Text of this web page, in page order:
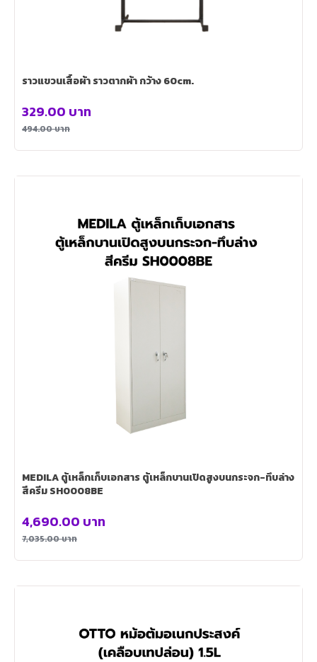
ราวแขวนเสื้อผ้า ราวตากผ้า กว้าง 60cm.
494.00บาท
329.00 บาท
MEDILA ตู้เหล็กเก็บเอกสาร ตู้เหล็กบานเปิดสูงบนกระจก-ทึบล่าง
สีครีม SH0008BE
7,035.00บาท
4,690.00 บาท